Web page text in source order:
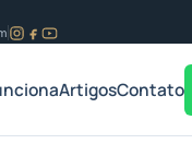
ArtigosContato